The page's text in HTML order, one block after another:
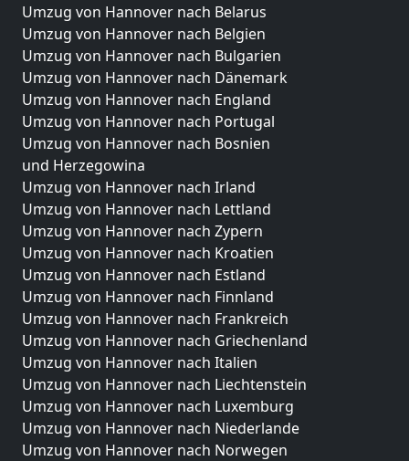
Umzug von Hannover nach Belarus
Umzug von Hannover nach Belgien
Umzug von Hannover nach Bulgarien
Umzug von Hannover nach Dänemark
Umzug von Hannover nach England
Umzug von Hannover nach Portugal
Umzug von Hannover nach Bosnien
und Herzegowina
Umzug von Hannover nach Irland
Umzug von Hannover nach Lettland
Umzug von Hannover nach Zypern
Umzug von Hannover nach Kroatien
Umzug von Hannover nach Estland
Umzug von Hannover nach Finnland
Umzug von Hannover nach Frankreich
Umzug von Hannover nach Griechenland
Umzug von Hannover nach Italien
Umzug von Hannover nach Liechtenstein
Umzug von Hannover nach Luxemburg
Umzug von Hannover nach Niederlande
Umzug von Hannover nach Norwegen